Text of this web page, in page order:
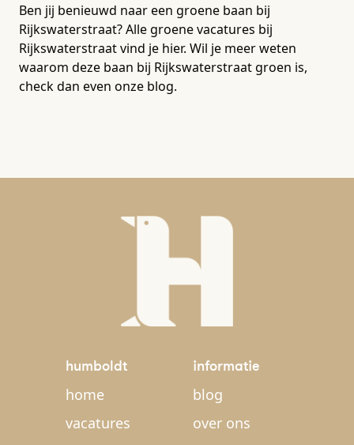
Ben jij benieuwd naar een groene baan bij
Rijkswaterstraat? Alle groene vacatures bij
Rijkswaterstraat vind je hier. Wil je meer weten
waarom deze baan bij Rijkswaterstraat groen is,
check dan even onze blog.
humboldt
home
vacatures
informatie
blog
over ons